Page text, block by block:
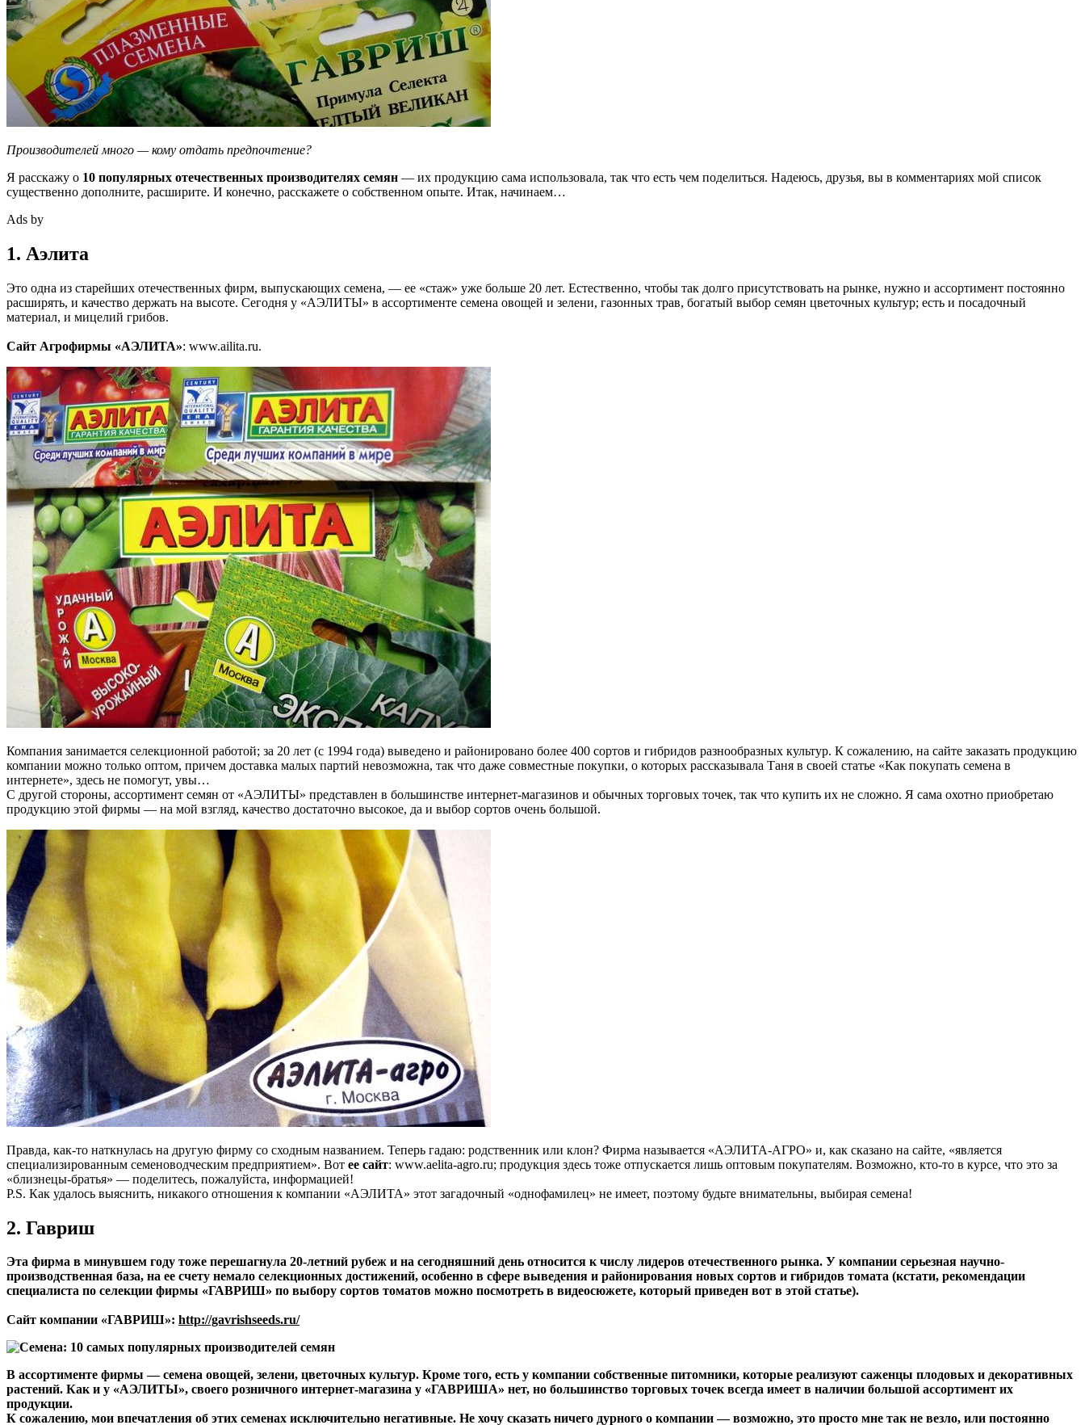
Производителей много — кому отдать предпочтение?
Я расскажу о 10 популярных отечественных производителях семян — их продукцию сама использовала, так что есть чем поделиться. Надеюсь, друзья, вы в комментариях мой список
существенно дополните, расширите. И конечно, расскажете о собственном опыте. Итак, начинаем…
Ads by
1. Аэлита
Это одна из старейших отечественных фирм, выпускающих семена, — ее «стаж» уже больше 20 лет. Естественно, чтобы так долго присутствовать на рынке, нужно и ассортимент постоянно
расширять, и качество держать на высоте. Сегодня у «АЭЛИТЫ» в ассортименте семена овощей и зелени, газонных трав, богатый выбор семян цветочных культур; есть и посадочный
материал, и мицелий грибов.
Сайт Агрофирмы «АЭЛИТА»: www.ailita.ru.
Компания занимается селекционной работой; за 20 лет (с 1994 года) выведено и районировано более 400 сортов и гибридов разнообразных культур. К сожалению, на сайте заказать продукцию
компании можно только оптом, причем доставка малых партий невозможна, так что даже совместные покупки, о которых рассказывала Таня в своей статье «Как покупать семена в
интернете», здесь не помогут, увы…
С другой стороны, ассортимент семян от «АЭЛИТЫ» представлен в большинстве интернет-магазинов и обычных торговых точек, так что купить их не сложно. Я сама охотно приобретаю
продукцию этой фирмы — на мой взгляд, качество достаточно высокое, да и выбор сортов очень большой.
Правда, как-то наткнулась на другую фирму со сходным названием. Теперь гадаю: родственник или клон? Фирма называется «АЭЛИТА-АГРО» и, как сказано на сайте, «является
специализированным семеноводческим предприятием». Вот ее сайт: www.aelita-agro.ru; продукция здесь тоже отпускается лишь оптовым покупателям. Возможно, кто-то в курсе, что это за
«близнецы-братья» — поделитесь, пожалуйста, информацией!
P.S. Как удалось выяснить, никакого отношения к компании «АЭЛИТА» этот загадочный «однофамилец» не имеет, поэтому будьте внимательны, выбирая семена!
2. Гавриш
Эта фирма в минувшем году тоже перешагнула 20-летний рубеж и на сегодняшний день относится к числу лидеров отечественного рынка. У компании серьезная научно-
производственная база, на ее счету немало селекционных достижений, особенно в сфере выведения и районирования новых сортов и гибридов томата (кстати, рекомендации
специалиста по селекции фирмы «ГАВРИШ» по выбору сортов томатов можно посмотреть в видеосюжете, который приведен вот в этой статье).
Сайт компании «ГАВРИШ»: http://gavrishseeds.ru/
В ассортименте фирмы — семена овощей, зелени, цветочных культур. Кроме того, есть у компании собственные питомники, которые реализуют саженцы плодовых и декоративных
растений. Как и у «АЭЛИТЫ», своего розничного интернет-магазина у «ГАВРИША» нет, но большинство торговых точек всегда имеет в наличии большой ассортимент их
продукции.
К сожалению, мои впечатления об этих семенах исключительно негативные. Не хочу сказать ничего дурного о компании — возможно, это просто мне так не везло, или постоянно